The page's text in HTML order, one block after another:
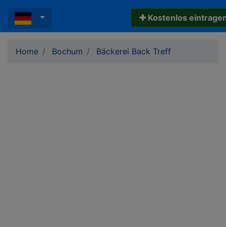
✚ Kostenlos
Home Bochum Bäckerei Back Treff